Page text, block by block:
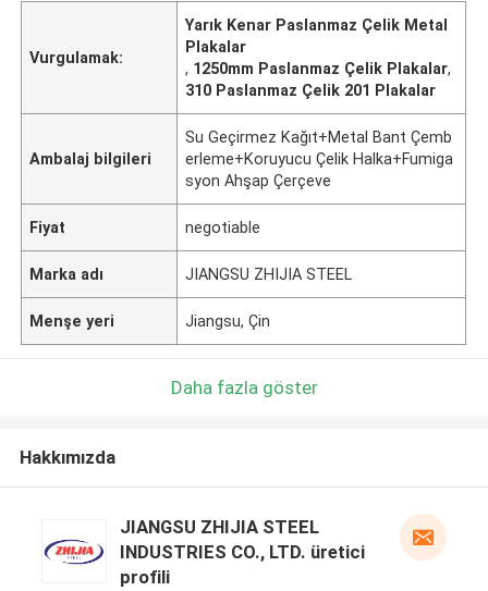
Vurgulamak:
Yarık Kenar Paslanmaz Çelik Metal
Plakalar
, 1250mm Paslanmaz Çelik Plakalar,
310 Paslanmaz Çelik 201 Plakalar
Ambalaj bilgileri
Su Geçirmez Kağıt+Metal Bant Çemb
erleme+Koruyucu Çelik Halka+Fumiga
syon Ahşap Çerçeve
Fiyat negotiable
Marka adı JIANGSU ZHIJIA STEEL
Menşe yeri Jiangsu, Çin
Daha fazla göster
Hakkımızda
JIANGSU ZHIJIA STEEL
INDUSTRIES CO., LTD. üretici
profili